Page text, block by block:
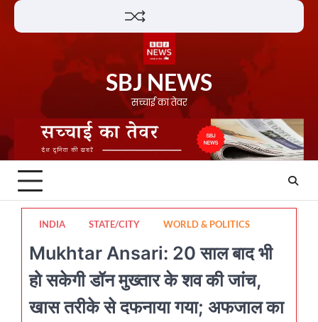
Skip
SBJ NEWS
सच्चाई का तेवर
INDIA STATE/CITY WORLD & POLITICS
Mukhtar Ansari: 20 साल बाद भी
हो सकेगी डॉन मुख्तार के शव की जांच,
खास तरीके से दफनाया गया; अफजाल का